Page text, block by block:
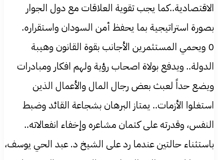
الاقتصادية..كما يجب تقوية العلاقات مع دول الجوار
بصورة استراتيجية بما يحفظ أمن السودان واستقراره.
0 ويحمي المستثمرين الأجانب بقوة القانون وهيبة
الدولة.. ويدفع بولاة اصحاب رؤية ولهم افكار ومبادرات
ويضع حداً لعبث بعض رجال المال والأعمال الذين
استغلوا الأزمات.. يمتاز البرهان بشجاعة القائد وضبط
النفس، وقدرته على كتمان مشاعره وإخفاء انفعالاته..
باستثناء حالتين عندما رد على الشيخ د. عبد الحي يوسف،